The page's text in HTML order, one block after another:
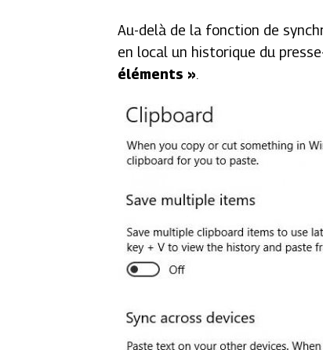
Au-delà de la fonction de
en local un historique du
éléments ».